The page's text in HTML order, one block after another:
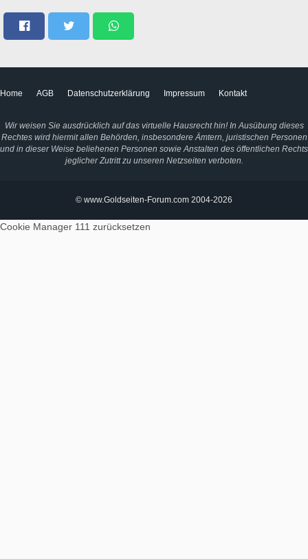
Home AGB Datenschutzerklärung Impressum Kontakt
Wir weisen Sie ausdrücklich auf das virtuelle Hausrecht hin! In Ausübung dieses
Rechtes wird hiermit allen Behörden, insbesondere Ämtern, juristischen Personen
und in dieser Weise beliehenen Personen sowie Anstalten des öffentlichen Rechts
jeglicher Zutritt zu unseren Netzseiten verboten.
© www.Goldseiten-Forum.com 2004-2026
Cookie Manager 111 zurücksetzen